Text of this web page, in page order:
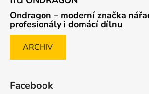
Ondragon – moderní značka
profesionály i domácí dílnu
ARCHIV
Facebook